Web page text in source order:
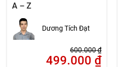
A – Z
Dương Tích Đạt
600.000₫
499.000 ₫